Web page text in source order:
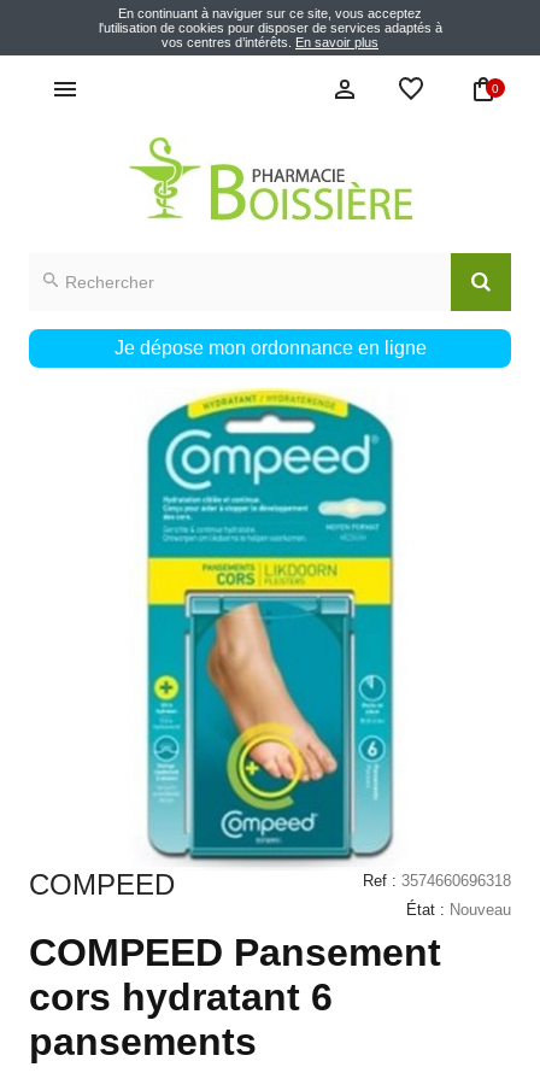
En continuant à naviguer sur ce site, vous acceptez
l'utilisation de cookies pour disposer de services adaptés à
vos centres d’intérêts. En savoir plus
0
Je dépose mon ordonnance en ligne
COMPEED Ref : 3574660696318
État : Nouveau
COMPEED Pansement
cors hydratant 6
pansements